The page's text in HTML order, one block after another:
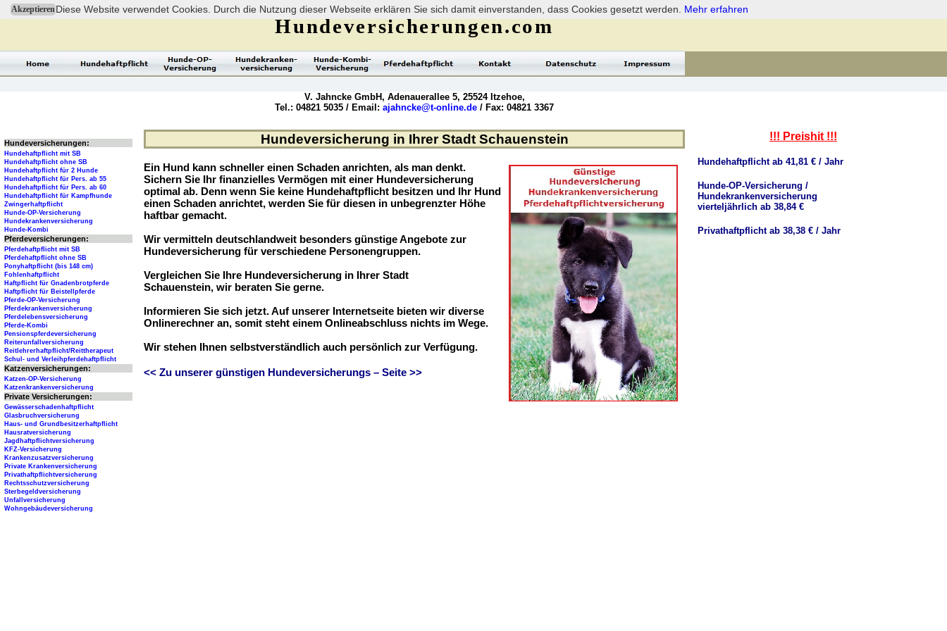
AkzeptierenDiese Website verwendet Cookies. Durch die Nutzung dieser Webseite erklären Sie sich damit einverstanden, dass Cookies gesetzt werden. Mehr erfahren
Hundeversicherung in Ihrer Stadt Schauenstein
Ein Hund kann schneller einen Schaden anrichten, als man denkt.
Sichern Sie Ihr finanzielles Vermögen mit einer Hundeversicherung
optimal ab. Denn wenn Sie keine Hundehaftpflicht besitzen und Ihr Hund
einen Schaden anrichtet, werden Sie für diesen in unbegrenzter Höhe
haftbar gemacht.
Wir vermitteln deutschlandweit besonders günstige Angebote zur
Hundeversicherung für verschiedene Personengruppen.
Vergleichen Sie Ihre Hundeversicherung in Ihrer Stadt
Schauenstein, wir beraten Sie gerne.
Informieren Sie sich jetzt. Auf unserer Internetseite bieten wir diverse
Onlinerechner an, somit steht einem Onlineabschluss nichts im Wege.
Wir stehen Ihnen selbstverständlich auch persönlich zur Verfügung.
<< Zu unserer günstigen Hundeversicherungs – Seite >>
Hundeversicherungen.com
V. Jahncke GmbH, Adenauerallee 5, 25524 Itzehoe,
Tel.: 04821 5035 / Email: ajahncke@t-online.de / Fax: 04821 3367
!!! Preishit !!!
Hundehaftpflicht ab 41,81 € / Jahr
Hunde-OP-Versicherung /
Hundekrankenversicherung
vierteljährlich ab 38,84 €
Privathaftpflicht ab 38,38 € / Jahr
Hundeversicherungen:
Hundehaftpflicht mit SB
Hundehaftpflicht ohne SB
Hundehaftpflicht für 2 Hunde
Hundehaftpflicht für Pers. ab 55
Hundehaftpflicht für Pers. ab 60
Hundehaftpflicht für Kampfhunde
Zwingerhaftpflicht
Hunde-OP-Versicherung
Hundekrankenversicherung
Hunde-Kombi
Pferdeversicherungen:
Pferdehaftpflicht mit SB
Pferdehaftpflicht ohne SB
Ponyhaftpflicht (bis 148 cm)
Fohlenhaftpflicht
Haftpflicht für Gnadenbrotpferde
Haftpflicht für Beistellpferde
Pferde-OP-Versicherung
Pferdekrankenversicherung
Pferdelebensversicherung
Pferde-Kombi
Pensionspferdeversicherung
Reiterunfallversicherung
Reitlehrerhaftpflicht/Reittherapeut
Schul- und Verleihpferdehaftpflicht
Katzenversicherungen:
Katzen-OP-Versicherung
Katzenkrankenversicherung
Private Versicherungen:
Gewässerschadenhaftpflicht
Glasbruchversicherung
Haus- und Grundbesitzerhaftpflicht
Hausratversicherung
Jagdhaftpflichtversicherung
KFZ-Versicherung
Krankenzusatzversicherung
Private Krankenversicherung
Privathaftpflichtversicherung
Rechtsschutzversicherung
Sterbegeldversicherung
Unfallversicherung
Wohngebäudeversicherung